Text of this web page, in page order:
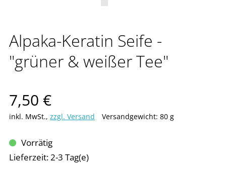
Alpaka-Keratin Seife -
"grüner & weißer Tee"
Verkaufspreis: 7,50 €
7,50 €
inkl. MwSt.,zzgl. Versand Versandgewicht: 80 g
Vorrätig
Lieferzeit: 2-3 Tag(e)